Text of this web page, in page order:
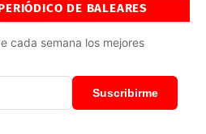
DE BALEARES
cada semana los mejores
Suscribirme